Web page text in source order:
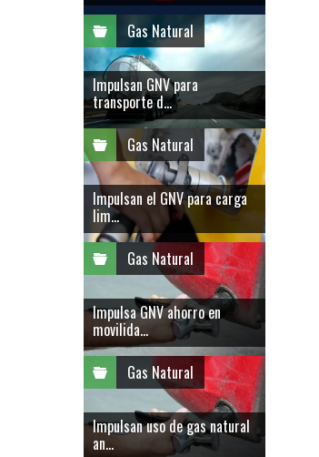
Gas Natural
Impulsan GNV para
transporte d...
Gas Natural
Impulsan el GNV para carga
lim...
Gas Natural
Impulsa GNV ahorro en
movilida...
Gas Natural
Impulsan uso de gas natural
an...